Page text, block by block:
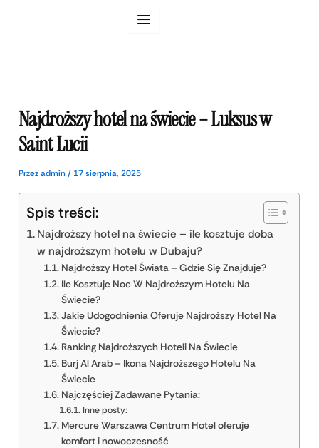
Najdroższy hotel na świecie – Luksus w
Saint Lucii
Przezadmin/ 17 sierpnia, 2025
Spis treści:
Najdroższy hotel na świecie – ile kosztuje doba
w najdroższym hotelu w Dubaju?
Najdroższy Hotel Świata – Gdzie Się Znajduje?
Ile Kosztuje Noc W Najdroższym Hotelu Na
Świecie?
Jakie Udogodnienia Oferuje Najdroższy Hotel Na
Świecie?
Ranking Najdroższych Hoteli Na Świecie
Burj Al Arab – Ikona Najdroższego Hotelu Na
Świecie
Najczęściej Zadawane Pytania:
Inne posty:
Mercure Warszawa Centrum Hotel oferuje
komfort i nowoczesność